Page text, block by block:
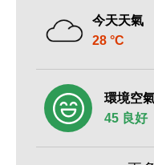
今天天氣
28 °C
環境空
45 良好